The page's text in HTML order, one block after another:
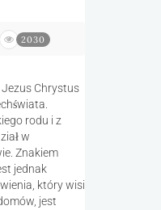
2030
Chrystus
rodu i z
w
Znakiem
jednak
który wisi
jest